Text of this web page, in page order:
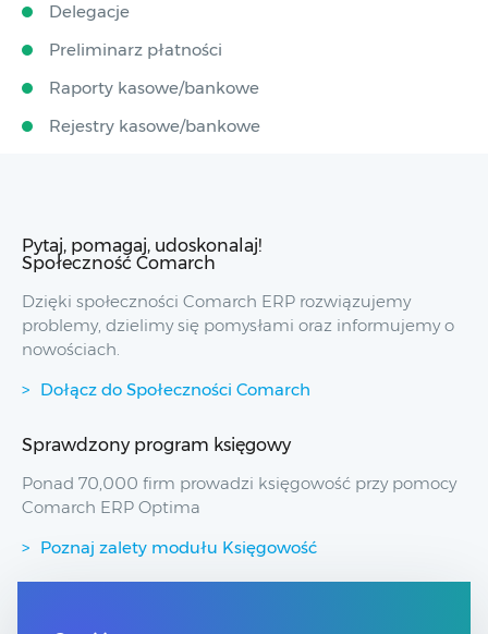
Delegacje
Preliminarz płatności
Raporty kasowe/bankowe
Rejestry kasowe/bankowe
Pytaj, pomagaj, udoskonalaj!
Społeczność Comarch
Dzięki społeczności Comarch ERP rozwiązujemy
problemy, dzielimy się pomysłami oraz informujemy o
nowościach.
Dołącz do Społeczności Comarch
Sprawdzony program księgowy
Ponad 70,000 firm prowadzi księgowość przy pomocy
Comarch ERP Optima
Poznaj zalety modułu Księgowość